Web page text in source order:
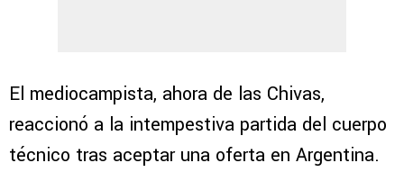
El mediocampista, ahora de las Chivas,
reaccionó a la intempestiva partida del cuerpo
técnico tras aceptar una oferta en Argentina.